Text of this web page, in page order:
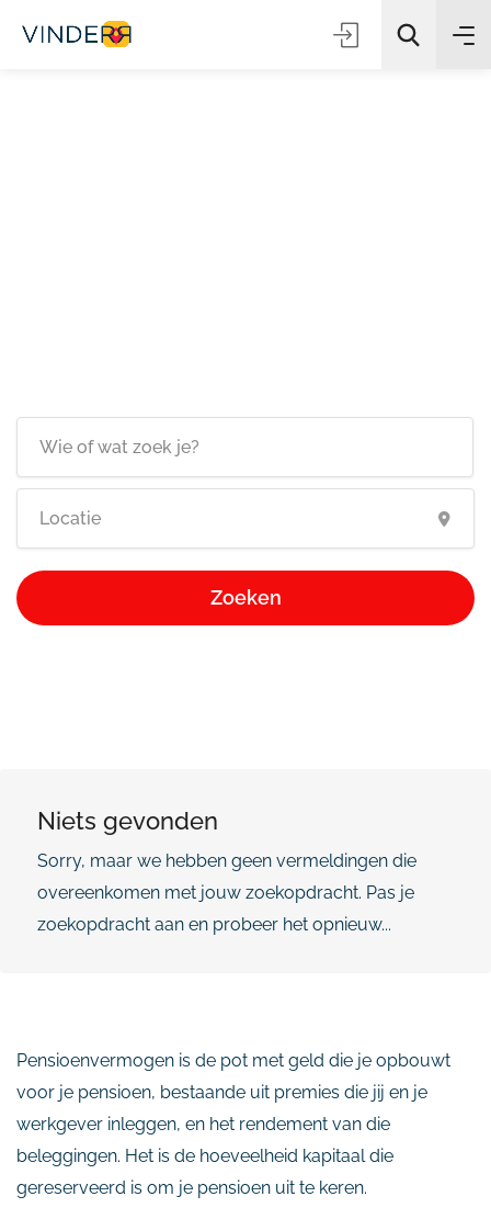
Zoeken
Niets gevonden
Sorry, maar we hebben geen vermeldingen die
overeenkomen met jouw zoekopdracht. Pas je
zoekopdracht aan en probeer het opnieuw...
Pensioenvermogen is de pot met geld die je opbouwt
voor je pensioen, bestaande uit premies die jij en je
werkgever inleggen, en het rendement van die
beleggingen. Het is de hoeveelheid kapitaal die
gereserveerd is om je pensioen uit te keren.